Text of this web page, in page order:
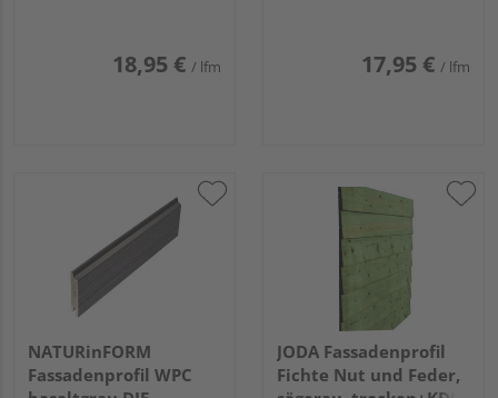
18,95 € / lfm 17,95 € / lfm
NATURinFORM
Fassadenprofil WPC
JODA Fassadenprofil
Fichte Nut und Feder,